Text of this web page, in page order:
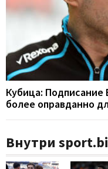
Кубица:
более оправданно
Внутри